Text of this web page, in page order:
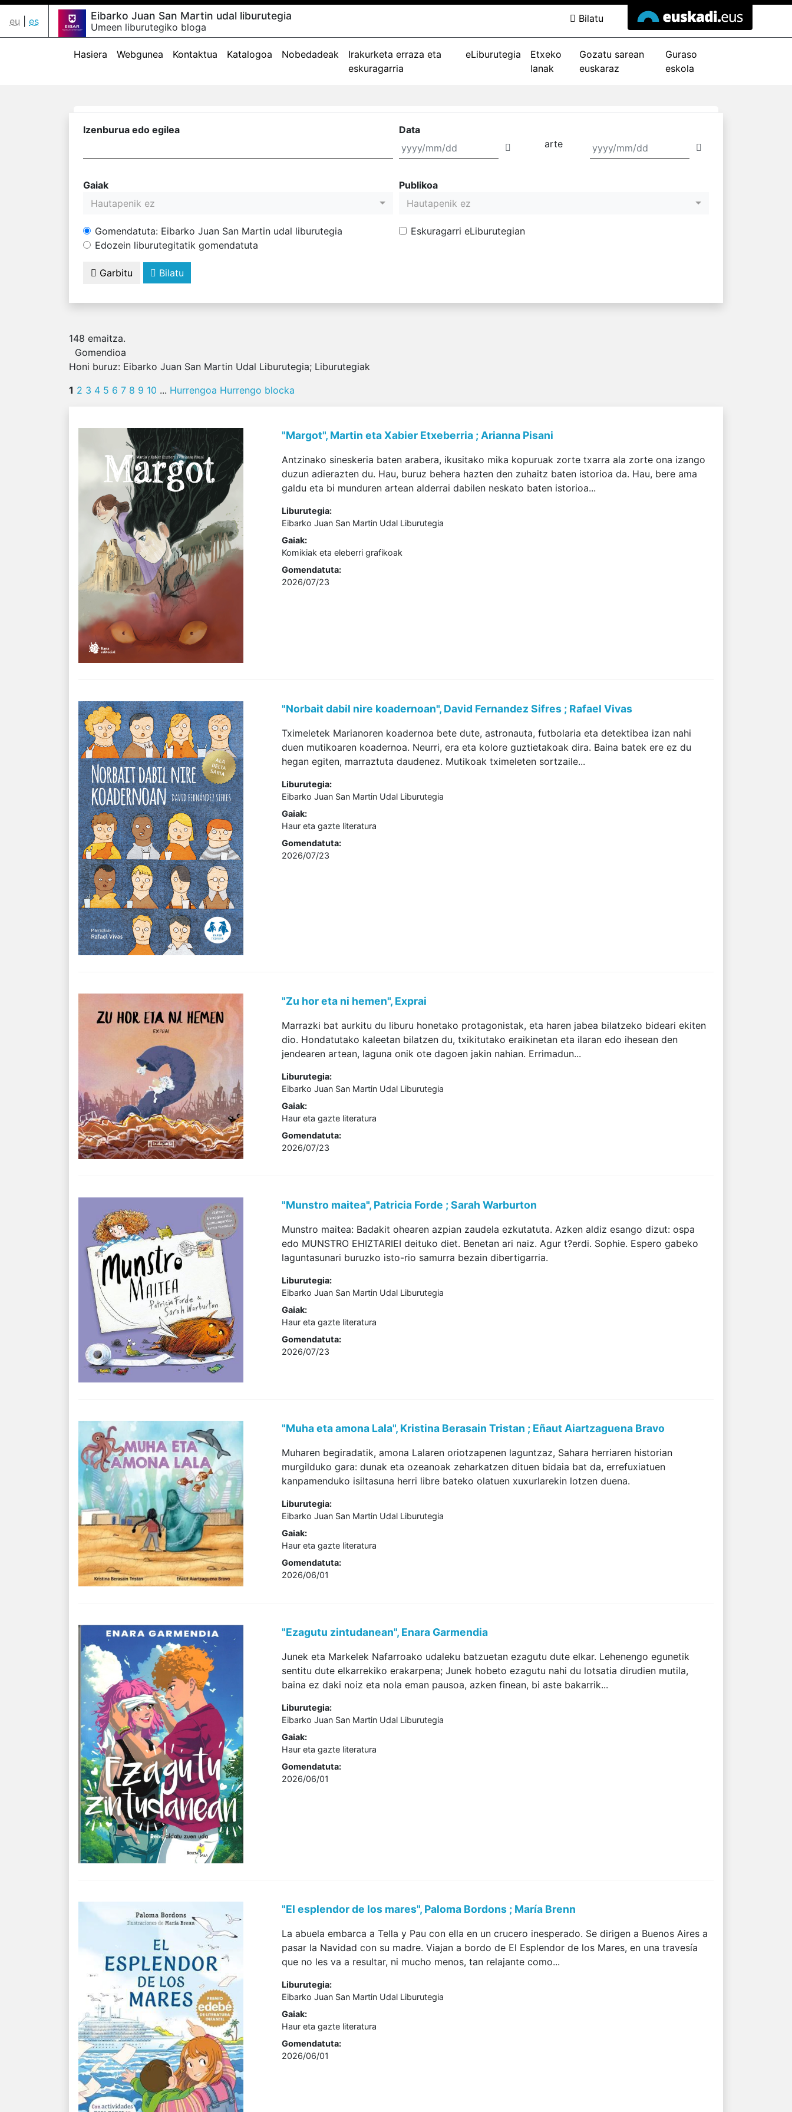
eu es Eibarko Juan San Martin udal liburutegia
Umeen liburutegiko bloga
Bilatu
Hasiera Webgunea Kontaktua Katalogoa Nobedadeak
Irakurketa erraza eta
eskuragarria
eLiburutegia
Etxeko
lanak
Gozatu sarean
euskaraz
Guraso
eskola
Izenburua edo egilea
Data
arte
Gaiak
Hautapenik ez
Publikoa
Hautapenik ez
Gomendatuta: Eibarko Juan San Martin udal liburutegia
Edozein liburutegitatik gomendatuta
Eskuragarri eLiburutegian
Garbitu Bilatu
148 emaitza.
Gomendioa
Honi buruz: Eibarko Juan San Martin Udal Liburutegia; Liburutegiak
1 2 3 4 5 6 7 8 9 10 ... Hurrengoa Hurrengo blocka
"Margot", Martin eta Xabier Etxeberria ; Arianna Pisani
Antzinako sineskeria baten arabera, ikusitako mika kopuruak zorte txarra ala zorte ona izango
duzun adierazten du. Hau, buruz behera hazten den zuhaitz baten istorioa da. Hau, bere ama
galdu eta bi munduren artean alderrai dabilen neskato baten istorioa...
Liburutegia:
Eibarko Juan San Martin Udal Liburutegia
Gaiak:
Komikiak eta eleberri grafikoak
Gomendatuta:
2026/07/23
"Norbait dabil nire koadernoan", David Fernandez Sifres ; Rafael Vivas
Tximeletek Marianoren koadernoa bete dute, astronauta, futbolaria eta detektibea izan nahi
duen mutikoaren koadernoa. Neurri, era eta kolore guztietakoak dira. Baina batek ere ez du
hegan egiten, marraztuta daudenez. Mutikoak tximeleten sortzaile...
Liburutegia:
Eibarko Juan San Martin Udal Liburutegia
Gaiak:
Haur eta gazte literatura
Gomendatuta:
2026/07/23
"Zu hor eta ni hemen", Exprai
Marrazki bat aurkitu du liburu honetako protagonistak, eta haren jabea bilatzeko bideari ekiten
dio. Hondatutako kaleetan bilatzen du, txikitutako eraikinetan eta ilaran edo ihesean den
jendearen artean, laguna onik ote dagoen jakin nahian. Errimadun...
Liburutegia:
Eibarko Juan San Martin Udal Liburutegia
Gaiak:
Haur eta gazte literatura
Gomendatuta:
2026/07/23
"Munstro maitea", Patricia Forde ; Sarah Warburton
Munstro maitea: Badakit ohearen azpian zaudela ezkutatuta. Azken aldiz esango dizut: ospa
edo MUNSTRO EHIZTARIEI deituko diet. Benetan ari naiz. Agur t?erdi. Sophie. Espero gabeko
laguntasunari buruzko isto-rio samurra bezain dibertigarria.
Liburutegia:
Eibarko Juan San Martin Udal Liburutegia
Gaiak:
Haur eta gazte literatura
Gomendatuta:
2026/07/23
"Muha eta amona Lala", Kristina Berasain Tristan ; Eñaut Aiartzaguena Bravo
Muharen begiradatik, amona Lalaren oriotzapenen laguntzaz, Sahara herriaren historian
murgilduko gara: dunak eta ozeanoak zeharkatzen dituen bidaia bat da, errefuxiatuen
kanpamenduko isiltasuna herri libre bateko olatuen xuxurlarekin lotzen duena.
Liburutegia:
Eibarko Juan San Martin Udal Liburutegia
Gaiak:
Haur eta gazte literatura
Gomendatuta:
2026/06/01
"Ezagutu zintudanean", Enara Garmendia
Junek eta Markelek Nafarroako udaleku batzuetan ezagutu dute elkar. Lehenengo egunetik
sentitu dute elkarrekiko erakarpena; Junek hobeto ezagutu nahi du lotsatia dirudien mutila,
baina ez daki noiz eta nola eman pausoa, azken finean, bi aste bakarrik...
Liburutegia:
Eibarko Juan San Martin Udal Liburutegia
Gaiak:
Haur eta gazte literatura
Gomendatuta:
2026/06/01
"El esplendor de los mares", Paloma Bordons ; María Brenn
La abuela embarca a Tella y Pau con ella en un crucero inesperado. Se dirigen a Buenos Aires a
pasar la Navidad con su madre. Viajan a bordo de El Esplendor de los Mares, en una travesía
que no les va a resultar, ni mucho menos, tan relajante como...
Liburutegia:
Eibarko Juan San Martin Udal Liburutegia
Gaiak:
Haur eta gazte literatura
Gomendatuta:
2026/06/01